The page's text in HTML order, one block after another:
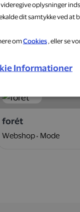
forét
Webshop Mode
videregive oplysninger
dit samtykke ved at
omCookies , eller se
Informationer